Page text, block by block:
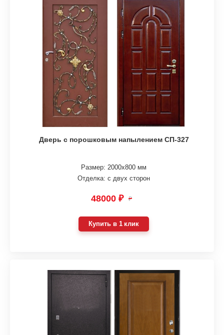
Дверь с порошковым напылением СП-327
Размер: 2000х800 мм
Отделка: с двух сторон
48000 ₽ ₽
Купить в 1 клик